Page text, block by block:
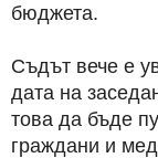
бюджета.
Съдът вече е
дата на
това да бъде
граждани и